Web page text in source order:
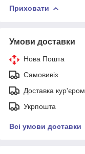
Приховати
Умови доставки
Нова Пошта
Самовивіз
Доставка кур'єром
Укрпошта
Всі умови доставки